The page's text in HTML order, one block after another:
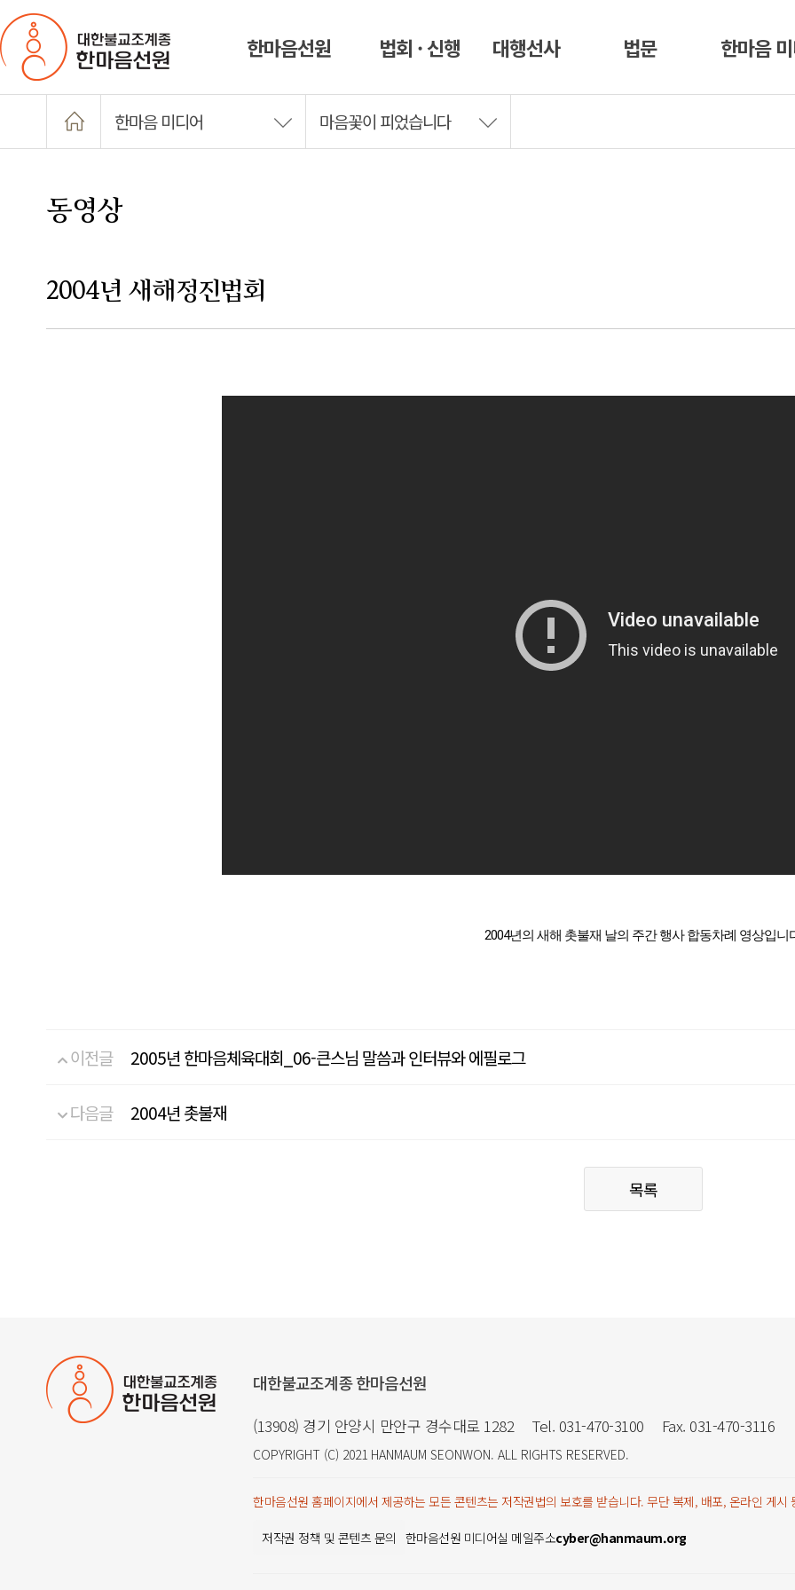
한마음선원 법회 · 신행 대행선사 법문 한마음
한마음 미디어 마음꽃이 피었습니다
동영상
2004년 새해정진법회
2004년의 새해 촛불재 날의 주간 행사 합동차례 영상입니
이전글 2005년 한마음체육대회_06-큰스님 말씀과 인터뷰와 에필로그
다음글 2004년 촛불재
목록
대한불교조계종 한마음선원
(13908) 경기 안양시 만안구 경수대로 1282 Tel. 031-470-3100 Fax. 031-470-3116
COPYRIGHT (C) 2021 HANMAUM SEONWON. ALL RIGHTS RESERVED.
한마음선원 홈페이지에서 제공하는 모든 콘텐츠는 저작권법의 보호를 받습니다. 무단 복제, 배포, 온라인 게시
저작권 정책 및 콘텐츠 문의 한마음선원 미디어실 메일주소cyber@hanmaum.org